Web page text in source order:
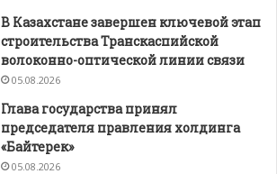
В Казахстане завершен ключевой этап
строительства Транскаспийской
волоконно-оптической линии связи
05.08.2026
Глава государства принял
председателя правления холдинга
«Байтерек»
05.08.2026